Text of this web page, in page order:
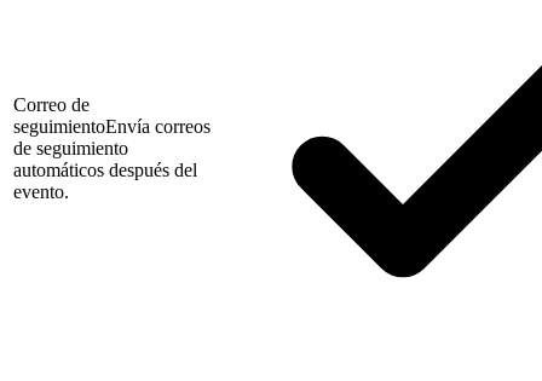
Correo de
seguimientoEnvía correos
de seguimiento
automáticos después del
evento.